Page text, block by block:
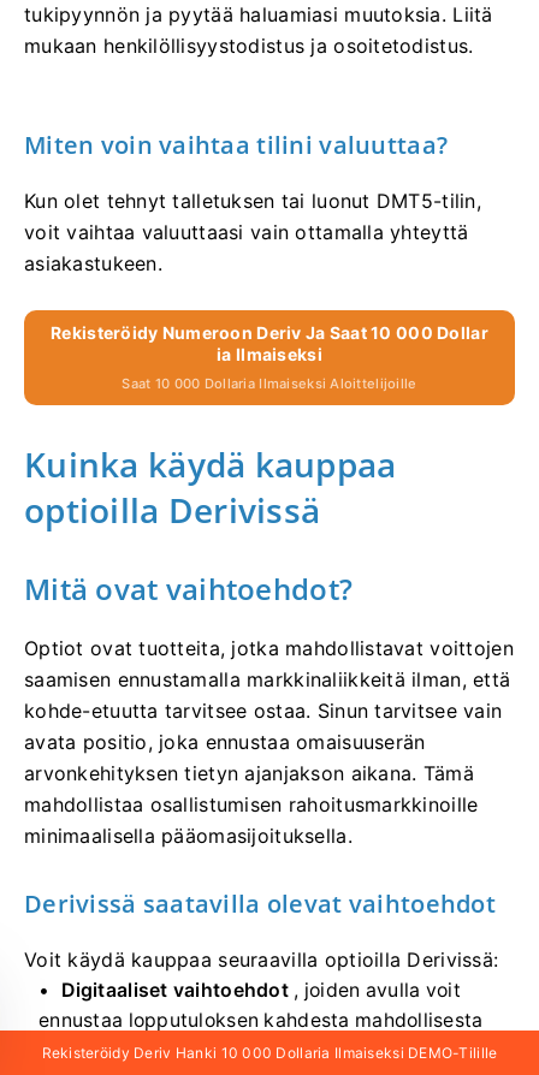
tukipyynnön ja pyytää haluamiasi muutoksia. Liitä
mukaan henkilöllisyystodistus ja osoitetodistus.
Miten voin vaihtaa tilini valuuttaa?
Kun olet tehnyt talletuksen tai luonut DMT5-tilin,
voit vaihtaa valuuttaasi vain ottamalla yhteyttä
asiakastukeen.
Rekisteröidy Numeroon Deriv Ja Saat 10 000 Dollar
Ia Ilmaiseksi
Saat 10 000 Dollaria Ilmaiseksi Aloittelijoille
Kuinka käydä kauppaa
optioilla Derivissä
Mitä ovat vaihtoehdot?
Optiot ovat tuotteita, jotka mahdollistavat voittojen
saamisen ennustamalla markkinaliikkeitä ilman, että
kohde-etuutta tarvitsee ostaa. Sinun tarvitsee vain
avata positio, joka ennustaa omaisuuserän
arvonkehityksen tietyn ajanjakson aikana. Tämä
mahdollistaa osallistumisen rahoitusmarkkinoille
minimaalisella pääomasijoituksella.
Derivissä saatavilla olevat vaihtoehdot
Voit käydä kauppaa seuraavilla optioilla Derivissä:
Digitaaliset vaihtoehdot , joiden avulla voit
ennustaa lopputuloksen kahdesta mahdollisesta
tuloksesta ja ansaita kiinteän voiton, jos
Rekisteröidy Deriv Hanki 10 000 Dollaria Ilmaiseksi DEMO-Tilille